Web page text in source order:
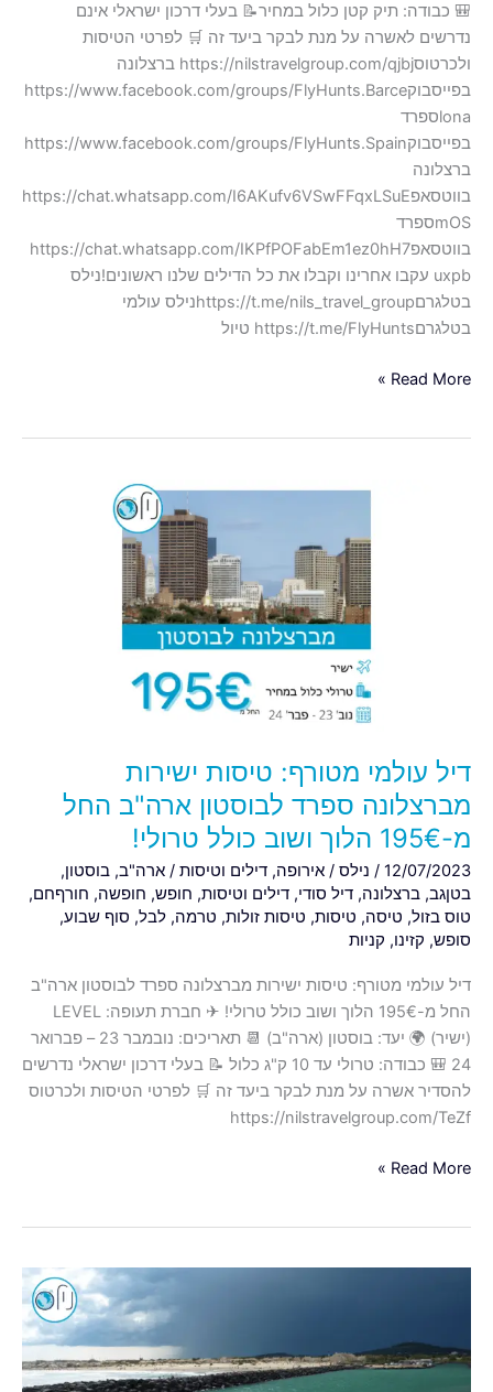
🎒 כבודה: תיק קטן כלול במחיר📝 בעלי דרכון ישראלי אינם
נדרשים לאשרה על מנת לבקר ביעד זה 🛒 לפרטי הטיסות
ולכרטוסhttps://nilstravelgroup.com/qjbj ברצלונה
בפייסבוקhttps://www.facebook.com/groups/FlyHunts.Barce
lonaספרד
בפייסבוקhttps://www.facebook.com/groups/FlyHunts.Spain
ברצלונה
בווטסאפhttps://chat.whatsapp.com/I6AKufv6VSwFFqxLSuE
mOSספרד
בווטסאפhttps://chat.whatsapp.com/IKPfPOFabEm1ez0hH7
uxpb עקבו אחרינו וקבלו את כל הדילים שלנו ראשונים!נילס
בטלגרםhttps://t.me/nils_travel_groupנילס עולמי
בטלגרםhttps://t.me/FlyHunts טיול
Read More »
דיל עולמי מטורף: טיסות ישירות
מברצלונה ספרד לבוסטון ארה"ב החל
מ-195€ הלוך ושוב כולל טרולי!
12/07/2023
/נילס/אירופה,דילים וטיסות/ארה"ב,בוסטון,
בטןגב,ברצלונה,דיל סודי,דילים וטיסות,חופש,חופשה,חורףחם,
טוס בזול,טיסה,טיסות,טיסות זולות,טרמה,לבל,סוף שבוע,
סופש,קזינו,קניות
דיל עולמי מטורף: טיסות ישירות מברצלונה ספרד לבוסטון ארה"ב
החל מ-195€ הלוך ושוב כולל טרולי! ✈ חברת תעופה: LEVEL
(ישיר) 🌍 יעד: בוסטון (ארה"ב) 📆 תאריכים: נובמבר 23 – פברואר
24 🎒 כבודה: טרולי עד 10 ק"ג כלול 📝 בעלי דרכון ישראלי נדרשים
להסדיר אשרה על מנת לבקר ביעד זה 🛒 לפרטי הטיסות ולכרטוס
https://nilstravelgroup.com/TeZf
מ-195€
הלוך
ושוב
כולל
טרולי!
Read More »